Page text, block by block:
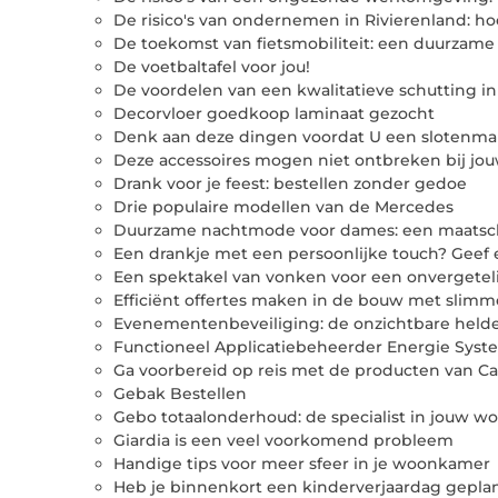
De risico's van ondernemen in Rivierenland:
De toekomst van fietsmobiliteit: een
De voetbaltafel voor jou!
De voordelen van een kwalitatieve schutting
Decorvloer goedkoop laminaat gezocht
Denk aan deze dingen voordat U een
Deze accessoires mogen niet ontbreken bij
Drank voor je feest: bestellen zonder gedoe
Drie populaire modellen van de Mercedes
Duurzame nachtmode voor dames: een
Een drankje met een persoonlijke touch? Geef
Een spektakel van vonken voor een
Efficiënt offertes maken in de bouw met
Evenementenbeveiliging: de onzichtbare
Functioneel Applicatiebeheerder Energie
Ga voorbereid op reis met de producten van
Gebak Bestellen
Gebo totaalonderhoud: de specialist in jouw
Giardia is een veel voorkomend probleem
Handige tips voor meer sfeer in je woonkamer
Heb je binnenkort een kinderverjaardag